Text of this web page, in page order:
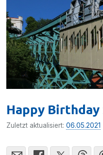
Happy Birthday
Zuletzt aktualisiert:06.05.2021